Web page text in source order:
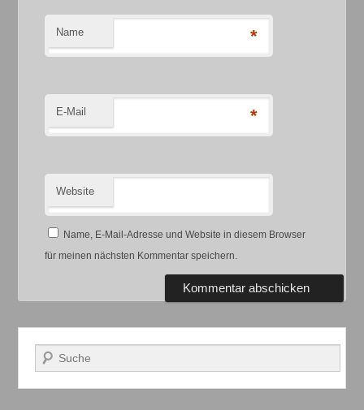
Name *
E-Mail *
Website
Name, E-Mail-Adresse und Website in diesem Browser
für meinen nächsten Kommentar speichern.
Suchen